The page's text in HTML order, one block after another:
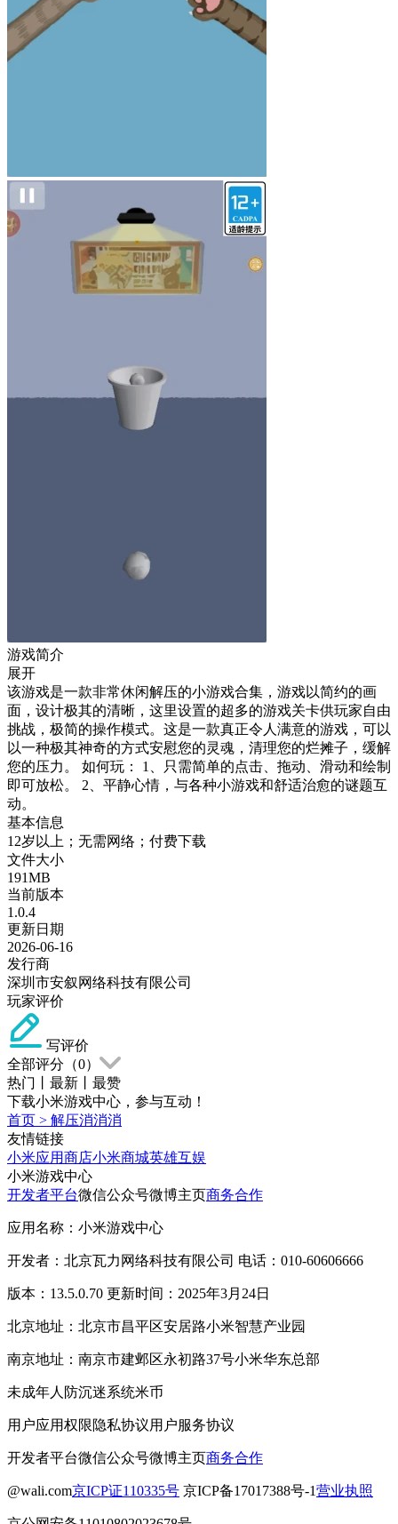
游戏简介
展开
该游戏是一款非常休闲解压的小游戏合集，游戏以简约的画
面，设计极其的清晰，这里设置的超多的游戏关卡供玩家自由
挑战，极简的操作模式。这是一款真正令人满意的游戏，可以
以一种极其神奇的方式安慰您的灵魂，清理您的烂摊子，缓解
您的压力。 如何玩： 1、只需简单的点击、拖动、滑动和绘制
即可放松。 2、平静心情，与各种小游戏和舒适治愈的谜题互
动。
基本信息
12岁以上；无需网络；付费下载
文件大小
191MB
当前版本
1.0.4
更新日期
2026-06-16
发行商
深圳市安叙网络科技有限公司
玩家评价
写评价
全部评分（0）
热门
最新
最赞
下载小米游戏中心，参与互动！
首页 > 解压消消消
友情链接
小米应用商店小米商城英雄互娱
小米游戏中心
开发者平台微信公众号微博主页商务合作
应用名称：小米游戏中心
开发者：北京瓦力网络科技有限公司 电话：010-60606666
版本：13.5.0.70 更新时间：2025年3月24日
北京地址：北京市昌平区安居路小米智慧产业园
南京地址：南京市建邺区永初路37号小米华东总部
未成年人防沉迷系统米币
用户应用权限隐私协议用户服务协议
开发者平台微信公众号微博主页商务合作
@wali.com京ICP证110335号 京ICP备17017388号-1营业执照